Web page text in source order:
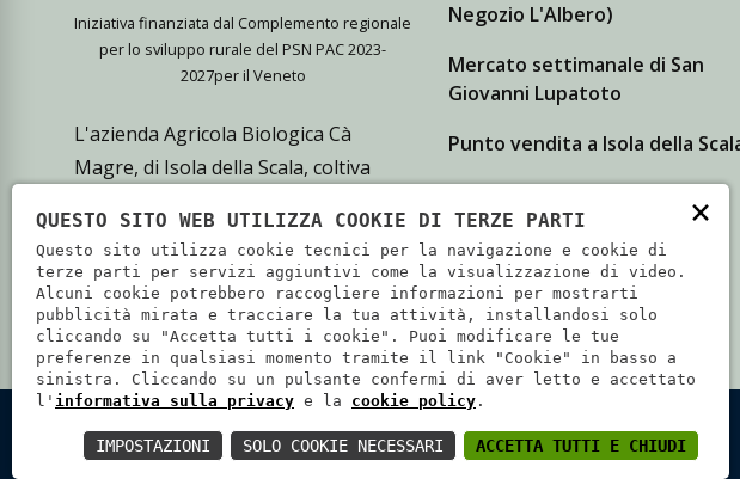
Iniziativa finanziata dal Complemento regionale
per lo sviluppo rurale del PSN PAC 2023-
2027per il Veneto
L'azienda Agricola Biologica Cà
Magre, di Isola della Scala, coltiva
vende presso i propri punti vendita e
i principali mercati di Verona e
Mantova.
Negozio L'Albero)
Mercato settimanale di San
Giovanni Lupatoto
Punto vendita a Isola della
SOCIETÀ COOPERATIVA AGRICOLA CA' MAGRE - P.IVA: 02079840233
×
QUESTO SITO WEB UTILIZZA COOKIE DI TERZE PARTI
Questo sito utilizza cookie tecnici per la navigazione e cookie di
terze parti per servizi aggiuntivi come la visualizzazione di video.
Alcuni cookie potrebbero raccogliere informazioni per mostrarti
pubblicità mirata e tracciare la tua attività, installandosi solo
cliccando su "Accetta tutti i cookie". Puoi modificare le tue
preferenze in qualsiasi momento tramite il link "Cookie" in basso a
sinistra. Cliccando su un pulsante confermi di aver letto e accettato
l' informativa sulla privacy e la cookie policy .
ACCETTA TUTTI E CHIUDI
SOLO COOKIE NECESSARI
IMPOSTAZIONI